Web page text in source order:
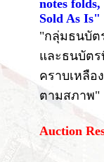
notes
Sold As Is"
"กลุ่มธนบัต
และธนบัตร
คราบเหลือ
ตามสภาพ"
Auction